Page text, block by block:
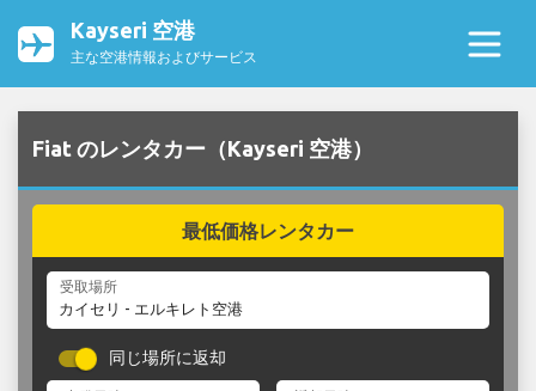
Kayseri 空港
主な空港情報およびサービス
Fiat のレンタカー（Kayseri 空港）
最低価格レンタカー
受取場所
同じ場所に返却